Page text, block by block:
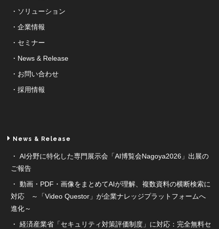
ソリューション
企業情報
セミナー
News & Release
お問い合わせ
採用情報
News & Release
AI分野に特化した専門展示会「AI博覧会Nagoya2026」出展の
ご報告
動画・PDF・画像をまとめてAIが理解、複数資料の横断検索に
対応 ～「Video Questor」が企業ナレッジプラットフォームへ
進化～
経済産業省「セキュリティ対策評価制度」に対応：完全無料セ